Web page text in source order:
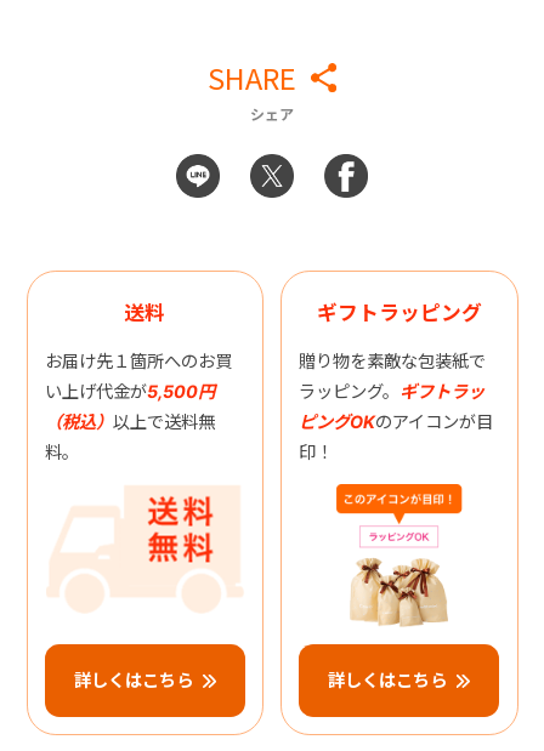
SHARE
シェア
送料
お届け先１箇所へのお買
い上げ代金が5,500円
（税込） 以上で送料無
料。
詳しくはこちら
ギフトラッピング
贈り物を素敵な包装紙で
ラッピング。 ギフトラッ
ピングOKのアイコンが目
印！
詳しくはこちら